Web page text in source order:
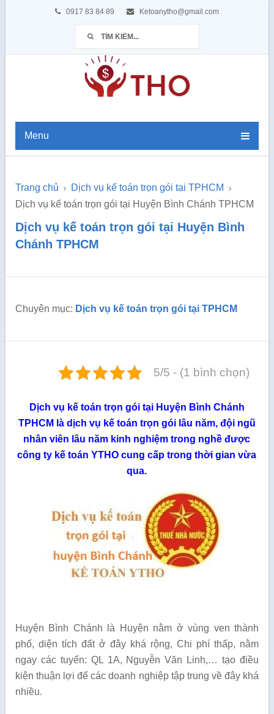
0917 83 84 89 Ketoanytho@gmail.com
Menu
Trang chủ
Dịch vụ kế toán trọn gói tại TPHCM
Dịch vụ kế toán trọn gói tại Huyện Bình Chánh TPHCM
Dịch vụ kế toán trọn gói tại Huyện Bình
Chánh TPHCM
Chuyên mục: Dịch vụ kế toán trọn gói tại TPHCM
5/5 - (1 bình chọn)
Dịch vụ kế toán trọn gói tại Huyện Bình Chánh
TPHCM là dịch vụ kế toán trọn gói lâu năm, đội ngũ
nhân viên lâu năm kinh nghiệm trong nghề được
công ty kế toán YTHO cung cấp trong thời gian vừa
qua.
Huyện Bình Chánh là Huyện nằm ở vùng ven thành
phố, diện tích đất ở đây khá rộng, Chi phí thấp, nằm
ngay các tuyến: QL 1A, Nguyễn Văn Linh,… tạo điều
kiện thuận lợi để các doanh nghiệp tập trung về đây khá
nhiều.